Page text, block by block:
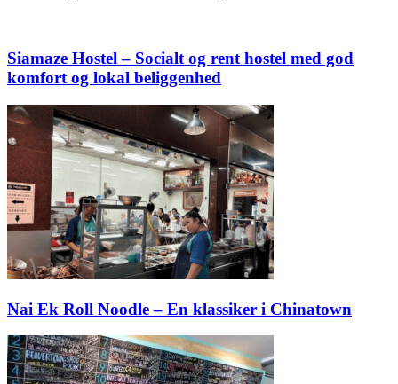
Siamaze Hostel – Socialt og rent hostel med god
komfort og lokal beliggenhed
Nai Ek Roll Noodle – En klassiker i Chinatown